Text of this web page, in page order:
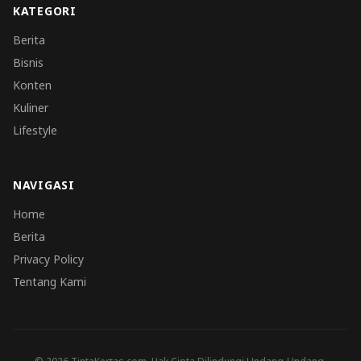
KATEGORI
Berita
Bisnis
Konten
Kuliner
Lifestyle
NAVIGASI
Home
Berita
Privacy Policy
Tentang Kami